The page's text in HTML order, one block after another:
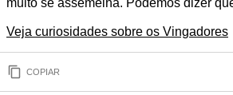
muito se assemelha. Podemos dizer
Veja curiosidades sobre os Vingadores
COPIAR